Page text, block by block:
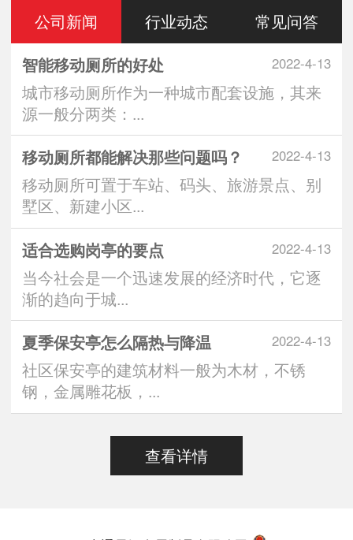
公司新闻 行业动态 常见问答
2022-4-13
智能移动厕所的好处
城市移动厕所作为一种城市配套设施，其来
源一般分两类：...
2022-4-13
移动厕所都能解决那些问题吗？
移动厕所可置于车站、码头、旅游景点、别
墅区、新建小区...
2022-4-13
适合选购岗亭的要点
当今社会是一个迅速发展的经济时代，它逐
渐的趋向于城...
2022-4-13
夏季保安亭怎么隔热与降温
社区保安亭的建筑材料一般为木材，不锈
钢，金属雕花板，...
查看详情